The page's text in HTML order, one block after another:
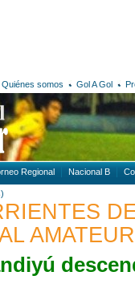
Quiénes somos Gol A Gol
Regional Nacional B